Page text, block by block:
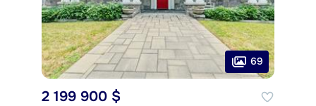
69
2 199 900 $